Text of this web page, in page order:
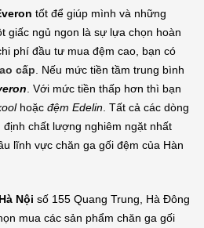
tốt để giúp mình và những
giấc ngủ ngon là sự lựa chọn hoàn
phí đầu tư mua đệm cao, bạn có
cấp. Nếu mức tiền tầm trung bình
. Với mức tiền thấp hơn thì bạn
hoặc đệm Edelin. Tất cả các dòng
chất lượng nghiêm ngặt nhất
lĩnh vực chăn ga gối đệm của Hàn
Nội số 155 Quang Trung, Hà Đông
mua các sản phẩm chăn ga gối